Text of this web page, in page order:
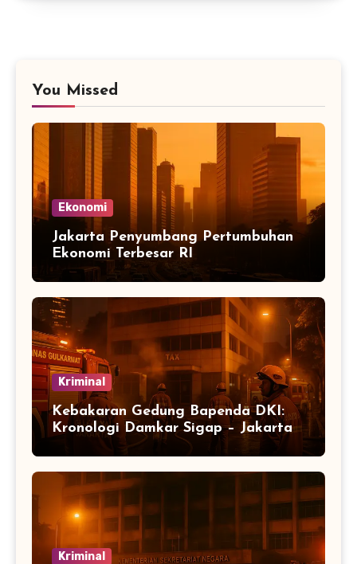
You Missed
Ekonomi
Jakarta Penyumbang Pertumbuhan
Ekonomi Terbesar RI
Kriminal
Kebakaran Gedung Bapenda DKI:
Kronologi Damkar Sigap – Jakarta
Kriminal